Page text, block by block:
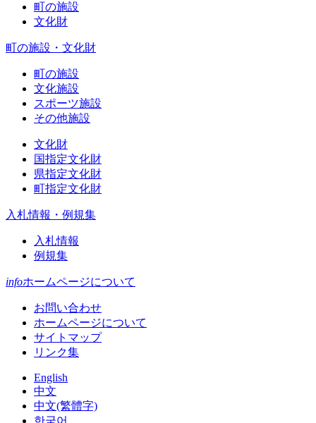
町の施設
文化財
町の施設・文化財
町の施設
文化施設
スポーツ施設
その他施設
文化財
国指定文化財
県指定文化財
町指定文化財
入札情報・例規集
入札情報
例規集
infoホームページについて
お問い合わせ
ホームページについて
サイトマップ
リンク集
English
中文
中文(繁體字)